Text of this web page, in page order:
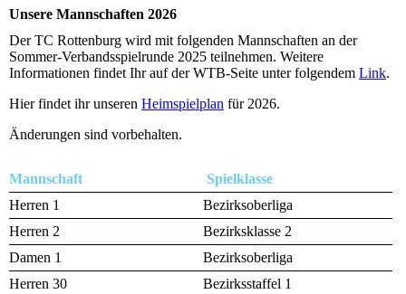
Unsere Mannschaften 2026
Der TC Rottenburg wird mit folgenden Mannschaften an der
Sommer-Verbandsspielrunde 2025 teilnehmen. Weitere
Informationen findet Ihr auf der WTB-Seite unter folgendem Link.
Hier findet ihr unseren Heimspielplan für 2026.
Änderungen sind vorbehalten.
Mannschaft
Spielklasse
Herren 1
Bezirksoberliga
Herren 2
Bezirksklasse 2
Damen 1
Bezirksoberliga
Herren 30
Bezirksstaffel 1